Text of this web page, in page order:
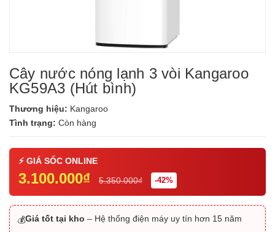
Cây nước nóng lạnh 3 vòi Kangaroo
KG59A3 (Hút bình)
Thương hiệu: Kangaroo
Tình trạng: Còn hàng
3.100.000₫ 5.350.000₫ -42%
💰Giá tốt tại kho – Hệ thống điện máy uy tín hơn 15 năm